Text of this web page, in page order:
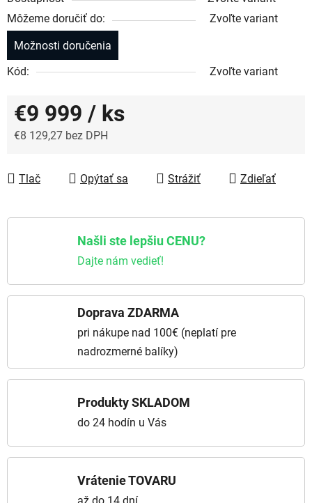
Môžeme doručiť do:
Zvoľte variant
Možnosti doručenia
Kód:
Zvoľte variant
€9 999 / ks
€8 129,27 bez DPH
Tlač
Opýtať sa Strážiť Zdieľať
Našli ste lepšiu CENU?
Dajte nám vedieť!
Doprava ZDARMA
pri nákupe nad 100€ (neplatí pre
nadrozmerné balíky)
Produkty SKLADOM
do 24 hodín u Vás
Vrátenie TOVARU